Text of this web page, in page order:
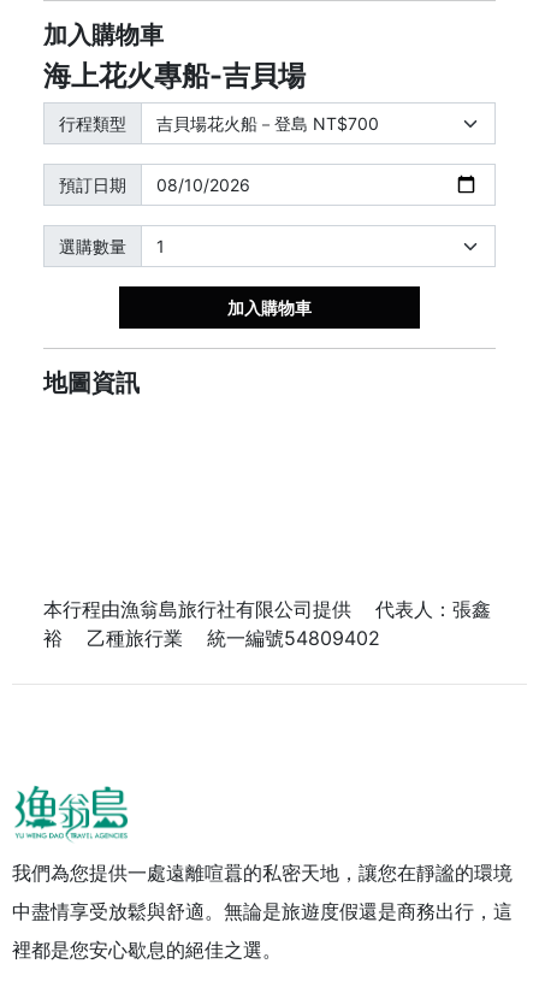
加入購物車
海上花火專船-吉貝場
行程類型
預訂日期
選購數量
加入購物車
地圖資訊
本行程由漁翁島旅行社有限公司提供 代表人：張鑫
裕 乙種旅行業 統一編號54809402
我們為您提供一處遠離喧囂的私密天地，讓您在靜謐的環境
中盡情享受放鬆與舒適。無論是旅遊度假還是商務出行，這
裡都是您安心歇息的絕佳之選。